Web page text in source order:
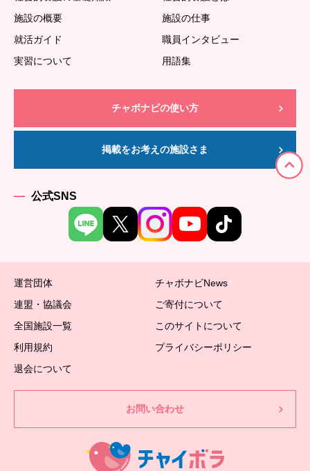
施設の概要
施設の仕事
就活ガイド
職員インタビュー
実習について
用語集
チャボナビの使い方
掲載をお考えの施設さま
公式SNS
運営団体
チャボナビNews
連盟・協議会
ご寄付について
全国施設一覧
このサイトについて
利用規約
プライバシーポリシー
退会について
お問い合わせ